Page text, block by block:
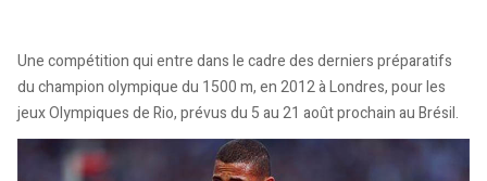
Une compétition qui entre dans le cadre des derniers préparatifs
du champion olympique du 1500 m, en 2012 à Londres, pour les
jeux Olympiques de Rio, prévus du 5 au 21 août prochain au Brésil.